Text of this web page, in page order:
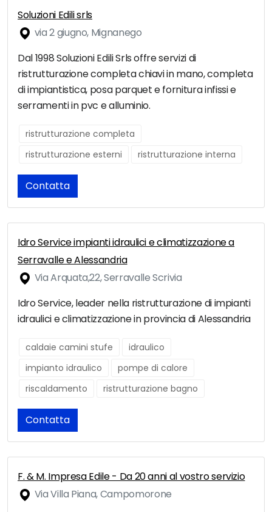
Soluzioni Edili srls
via 2 giugno, Mignanego
Dal 1998 Soluzioni Edili Srls offre servizi di
ristrutturazione completa chiavi in mano, completa
di impiantistica, posa parquet e fornitura infissi e
serramenti in pvc e alluminio.
ristrutturazione completa
ristrutturazione esterni
ristrutturazione interna
Contatta
Idro Service impianti idraulici e climatizzazione a
Serravalle e Alessandria
Via Arquata,22, Serravalle Scrivia
Idro Service, leader nella ristrutturazione di impianti
idraulici e climatizzazione in provincia di Alessandria
caldaie camini stufe
idraulico
impianto idraulico
pompe di calore
riscaldamento
ristrutturazione bagno
Contatta
F. & M. Impresa Edile - Da 20 anni al vostro servizio
Via Villa Piana, Campomorone